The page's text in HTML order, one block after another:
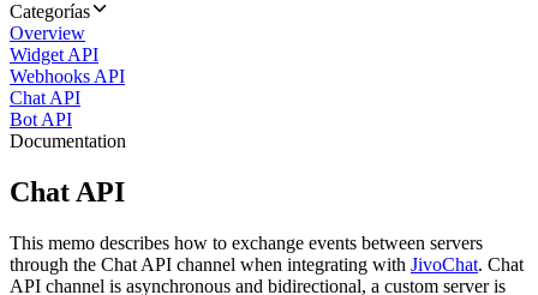
Categorías
Overview
Widget API
Webhooks API
Chat API
Bot API
Documentation
Chat API
This memo describes how to exchange events between servers
through the Chat API channel when integrating with JivoChat. Chat
API channel is asynchronous and bidirectional, a custom server is